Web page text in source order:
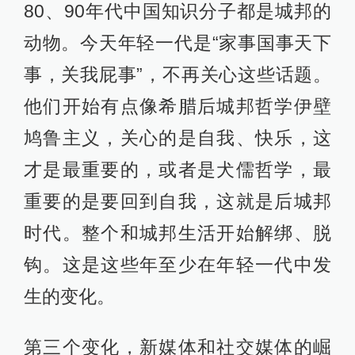
80、90年代中国知识分子都是城邦的
动物。今天年轻一代是“家事国事天下
事，关我屁事”，不再关心这些话题。
他们开始有点像希腊后城邦哲学伊壁
鸠鲁主义，关心的是自我、快乐，这
才是最重要的，或者是犬儒哲学，最
重要的是要回到自我，这就是后城邦
时代。整个和城邦生活开始解绑、脱
钩。这是这些年至少在年轻一代中发
生的变化。
第三个变化，新媒体和社交媒体的崛